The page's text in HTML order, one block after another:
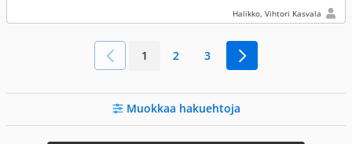
Halikko, Vihtori Kasvala
1 2 3
Muokkaa hakuehtoja